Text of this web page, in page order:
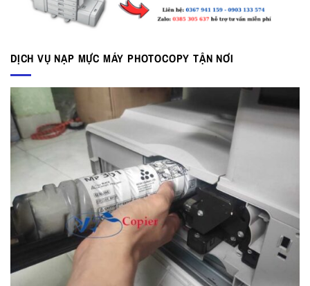
DỊCH VỤ NẠP MỰC MÁY PHOTOCOPY TẬN NƠI